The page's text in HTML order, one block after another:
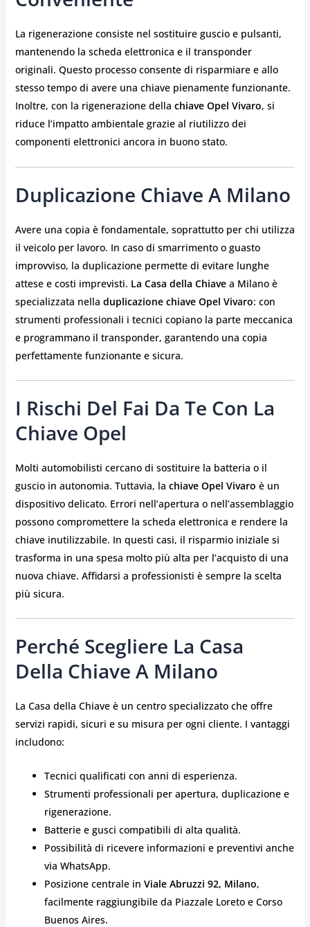
La rigenerazione consiste nel sostituire guscio e pulsanti,
mantenendo la scheda elettronica e il transponder
originali. Questo processo consente di risparmiare e allo
stesso tempo di avere una chiave pienamente funzionante.
Inoltre, con la rigenerazione della chiave Opel Vivaro, si
riduce l’impatto ambientale grazie al riutilizzo dei
componenti elettronici ancora in buono stato.
Duplicazione Chiave A Milano
Avere una copia è fondamentale, soprattutto per chi utilizza
il veicolo per lavoro. In caso di smarrimento o guasto
improvviso, la duplicazione permette di evitare lunghe
attese e costi imprevisti. La Casa della Chiavea Milano è
specializzata nella duplicazione chiave Opel Vivaro: con
strumenti professionali i tecnici copiano la parte meccanica
e programmano il transponder, garantendo una copia
perfettamente funzionante e sicura.
I Rischi Del Fai Da Te Con La
Chiave Opel
Molti automobilisti cercano di sostituire la batteria o il
guscio in autonomia. Tuttavia, la chiave Opel Vivaro è un
dispositivo delicato. Errori nell’apertura o nell’assemblaggio
possono compromettere la scheda elettronica e rendere la
chiave inutilizzabile. In questi casi, il risparmio iniziale si
trasforma in una spesa molto più alta per l’acquisto di una
nuova chiave. Affidarsi a professionisti è sempre la scelta
più sicura.
Perché Scegliere La Casa
Della Chiave A Milano
La Casa della Chiave è un centro specializzato che offre
servizi rapidi, sicuri e su misura per ogni cliente. I vantaggi
includono:
Tecnici qualificati con anni di esperienza.
Strumenti professionali per apertura, duplicazione e
rigenerazione.
Batterie e gusci compatibili di alta qualità.
Possibilità di ricevere informazioni e preventivi anche
via WhatsApp.
Posizione centrale in Viale Abruzzi 92, Milano,
facilmente raggiungibile da Piazzale Loreto e Corso
Buenos Aires.